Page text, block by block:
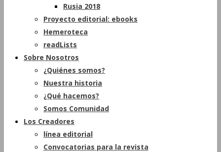
Rusia 2018
Proyecto editorial: ebooks
Hemeroteca
readLists
Sobre Nosotros
¿Quiénes somos?
Nuestra historia
¿Qué hacemos?
Somos Comunidad
Los Creadores
línea editorial
Convocatorias para la revista